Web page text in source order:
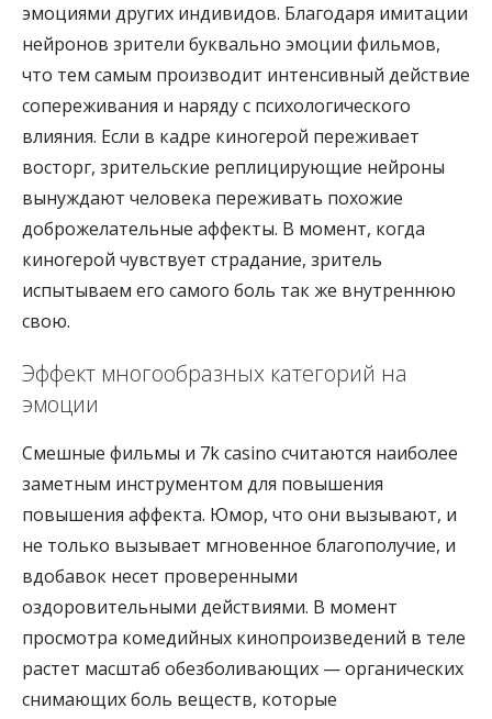
эмоциями других индивидов. Благодаря имитации
нейронов зрители буквально эмоции фильмов,
что тем самым производит интенсивный действие
сопереживания и наряду с психологического
влияния. Если в кадре киногерой переживает
восторг, зрительские реплицирующие нейроны
вынуждают человека переживать похожие
доброжелательные аффекты. В момент, когда
киногерой чувствует страдание, зритель
испытываем его самого боль так же внутреннюю
свою.
Эффект многообразных категорий на
эмоции
Смешные фильмы и 7k casino считаются наиболее
заметным инструментом для повышения
повышения аффекта. Юмор, что они вызывают, и
не только вызывает мгновенное благополучие, и
вдобавок несет проверенными
оздоровительными действиями. В момент
просмотра комедийных кинопроизведений в теле
растет масштаб обезболивающих — органических
снимающих боль веществ, которые